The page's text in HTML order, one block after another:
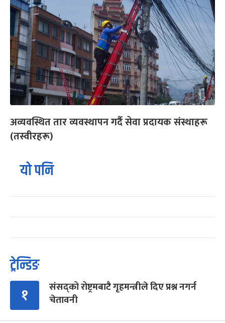
अव्यवस्थित तार व्यवस्थापन गर्दै सेवा प्रदायक संस्थाहरू
(तस्वीरहरू)
यो पनि
ट्रेन्डिङ
१
संसद्को रोष्ट्रमबाटै गृहमन्त्रीले दिए प्रश्न नगर्न
चेतावनी